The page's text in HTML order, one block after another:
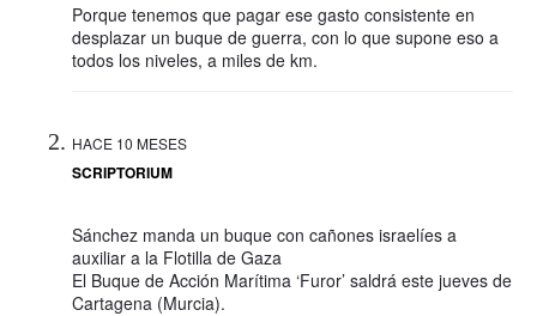
Porque tenemos que pagar ese gasto consistente en
desplazar un buque de guerra, con lo que supone eso a
todos los niveles, a miles de km.
HACE 10 MESES
SCRIPTORIUM
Sánchez manda un buque con cañones israelíes a
auxiliar a la Flotilla de Gaza
El Buque de Acción Marítima ‘Furor’ saldrá este jueves de
Cartagena (Murcia).